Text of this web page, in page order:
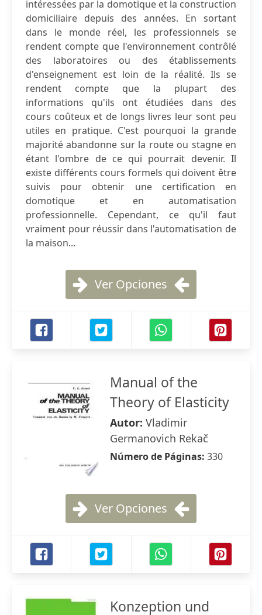
intéressées par la domotique et la construction
domiciliaire depuis des années. En sortant
dans le monde réel, les professionnels se
rendent compte que l'environnement contrôlé
des laboratoires ou des établissements
d'enseignement est loin de la réalité. Ils se
rendent compte que la plupart des
informations qu'ils ont étudiées dans des
cours coûteux et de longs livres leur sont peu
utiles en pratique. C'est pourquoi la grande
majorité abandonne sur la route ou stagne en
étant l'ombre de ce qui pourrait devenir. Il
existe différents cours formels qui doivent être
suivis pour obtenir une certification en
domotique et en automatisation
professionnelle. Cependant, ce qu'il faut
vraiment pour réussir dans l'automatisation de
la maison...
Ver Opciones
Manual of the
Theory of Elasticity
Autor: Vladimir
Germanovich Rekač
Número de Páginas: 330
Ver Opciones
Konzeption und